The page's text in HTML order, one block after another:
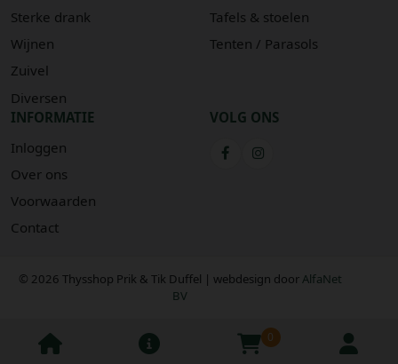
Sterke drank
Wijnen
Zuivel
Diversen
Tafels & stoelen
Tenten / Parasols
INFORMATIE
Inloggen
Over ons
Voorwaarden
Contact
VOLG ONS
© 2026 Thysshop Prik & Tik Duffel | webdesign doorAlfaNet
BV
0